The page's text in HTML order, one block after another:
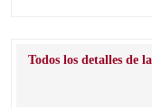
Todos los detalles de